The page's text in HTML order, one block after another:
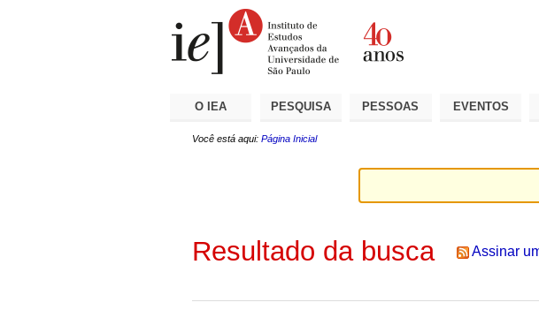
O IEA PESQUISA PESSOAS EVENTOS
Você está aqui: Página Inicial
Resultado da busca Assinar